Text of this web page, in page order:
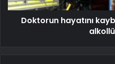
Doktorun hayatını